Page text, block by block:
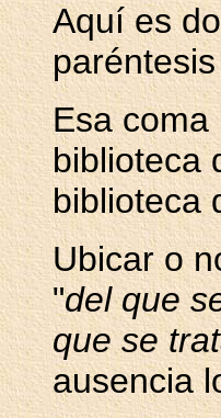
Aquí es
Esa coma
biblioteca
biblioteca
Ubicar o
"del que
que se
ausencia